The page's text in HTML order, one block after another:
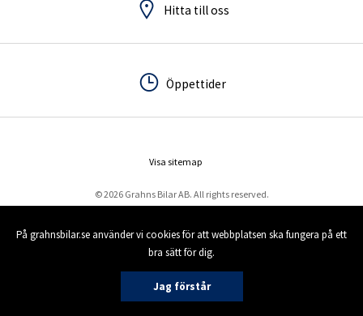
På grahnsbilar.se använder vi cookies för att webbplatsen ska fungera på ett
bra sätt för dig.
Jag förstår
Hitta till oss
Öppettider
Hitta till oss
Öppettider
© 2026 Grahns Bilar AB. All rights reserved.
Visa sitemap